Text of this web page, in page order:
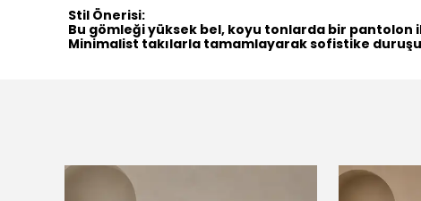
Stil Önerisi:
Bu gömleği yüksek bel, koyu tonlarda bir
Minimalist takılarla tamamlayarak sofistike